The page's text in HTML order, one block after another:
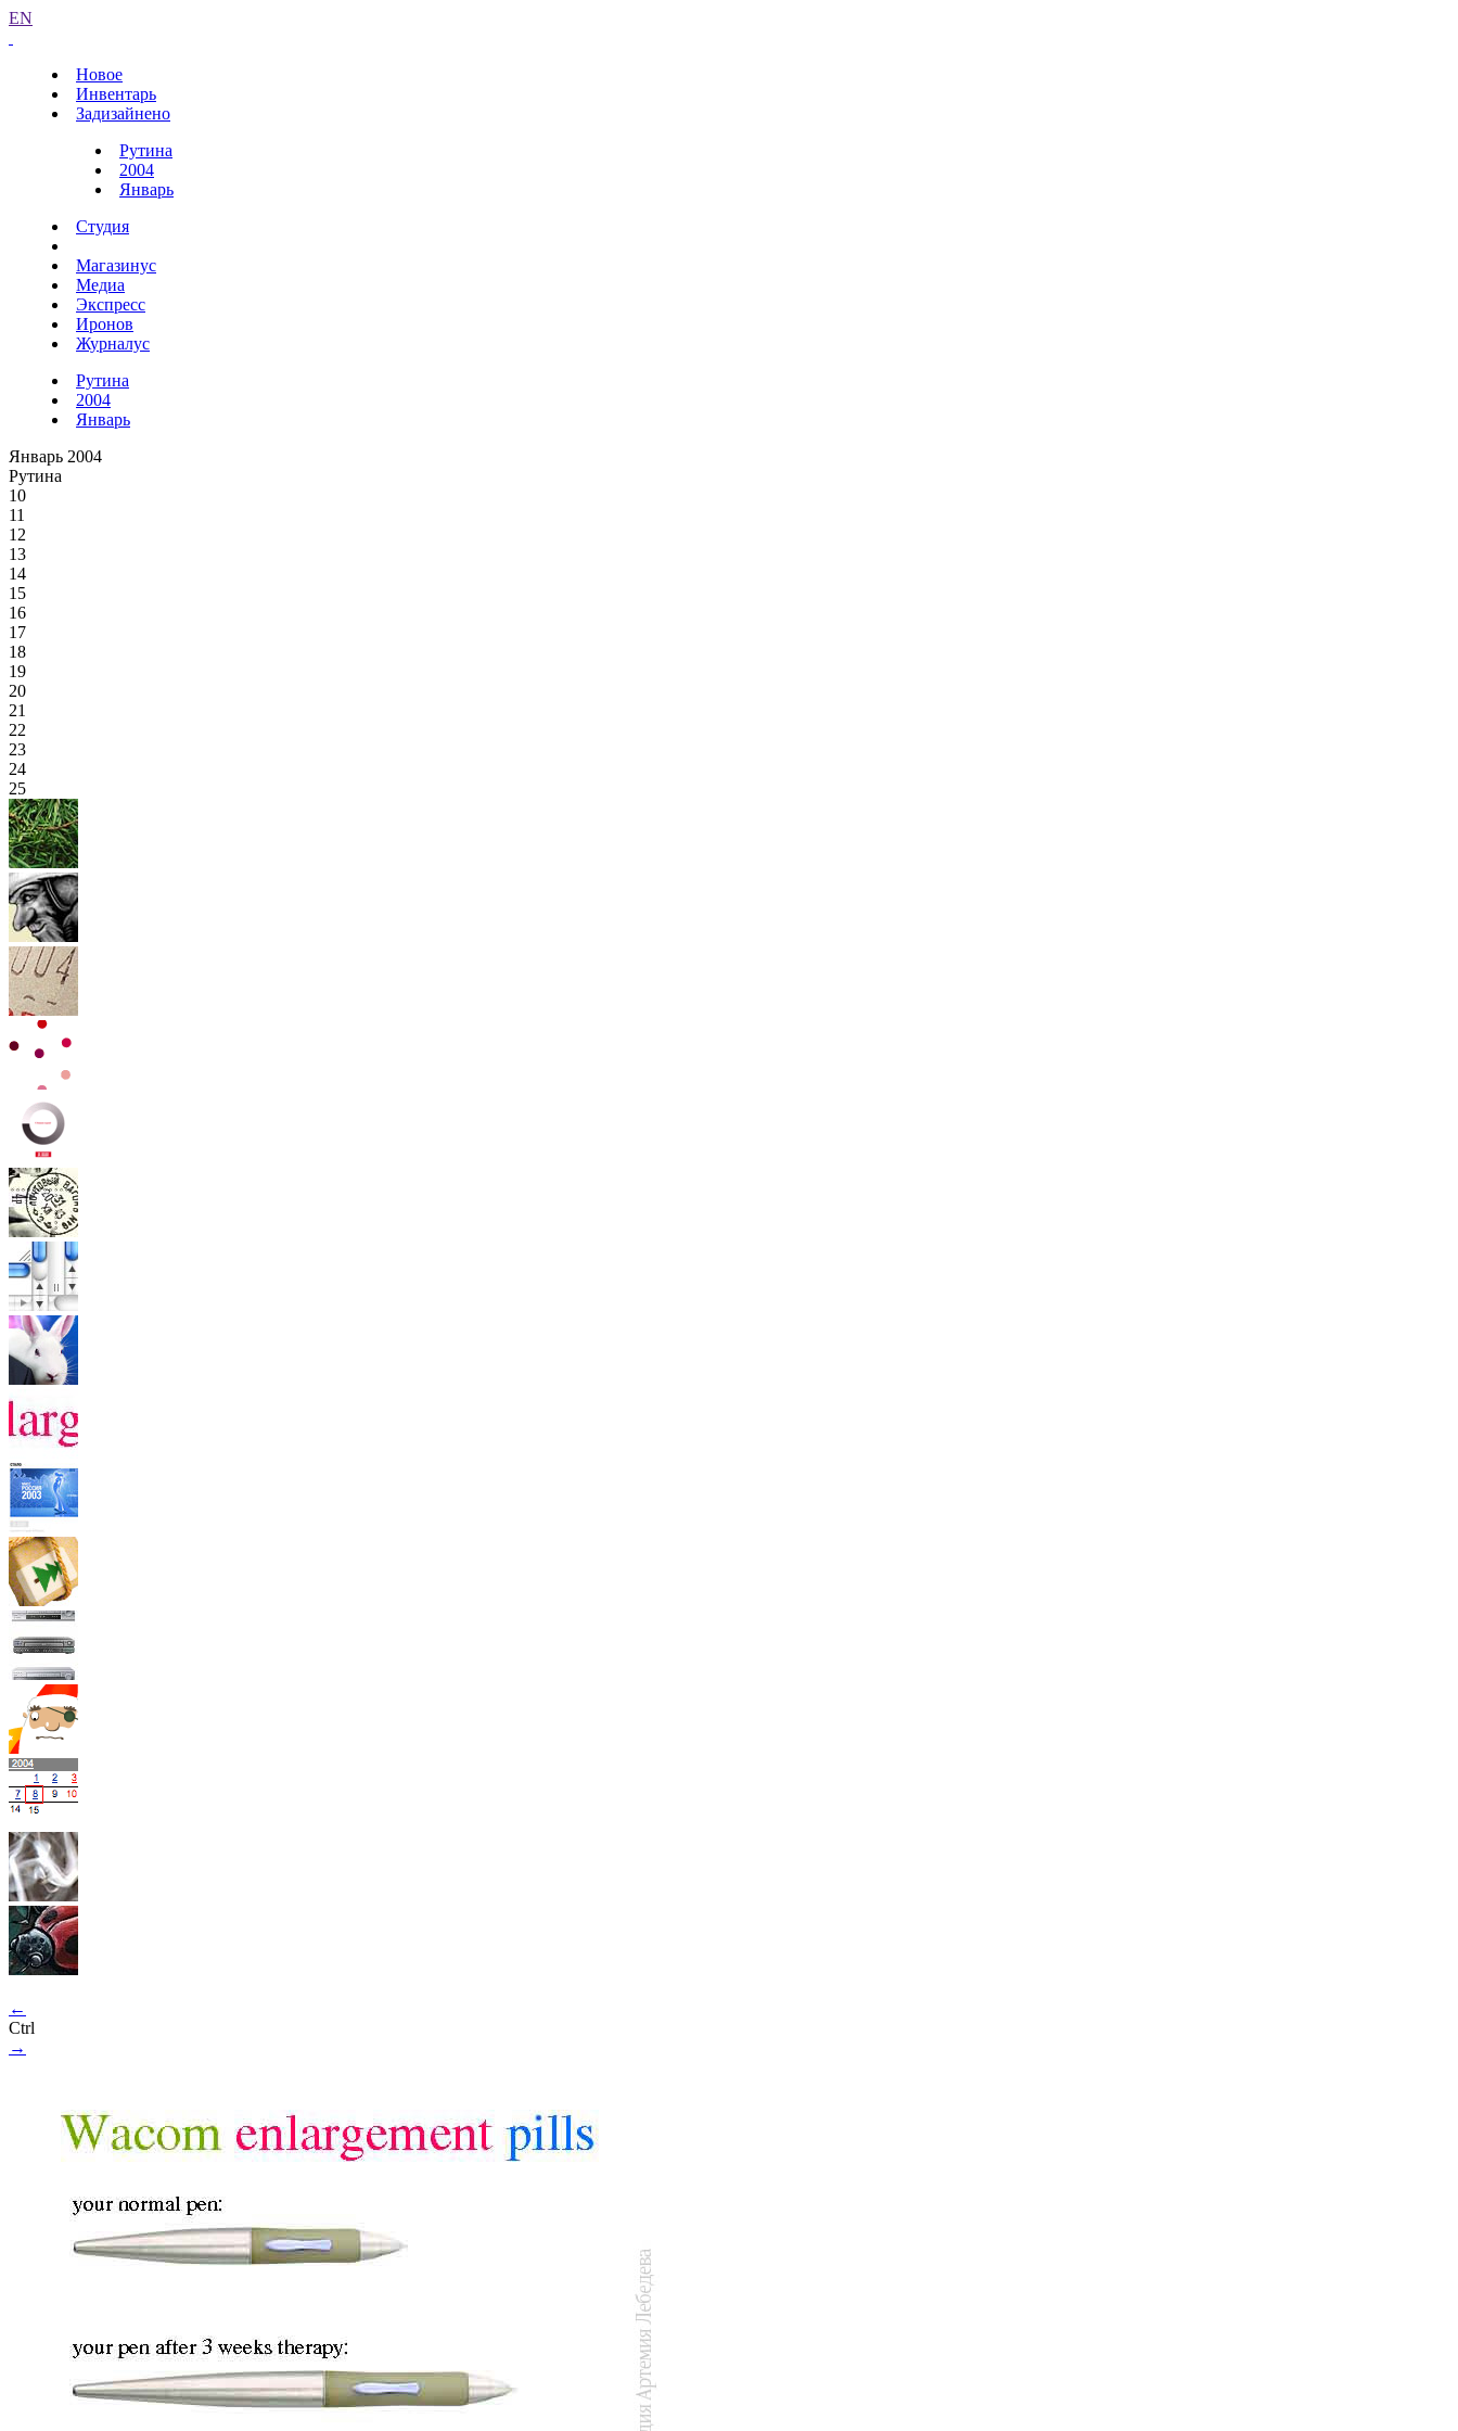
EN
Новое
Инвентарь
Задизайнено
Рутина
2004
Январь
Студия
Магазинус
Медиа
Экспресс
Иронов
Журналус
Рутина
2004
Январь
Январь 2004
Рутина
10
11
12
13
14
15
16
17
18
19
20
21
22
23
24
25
←
Ctrl
→